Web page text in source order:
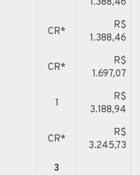
CR*
R$
1.388,46
CR*
R$
1.697,07
1
R$
3.188,94
CR*
R$
3.245,73
3